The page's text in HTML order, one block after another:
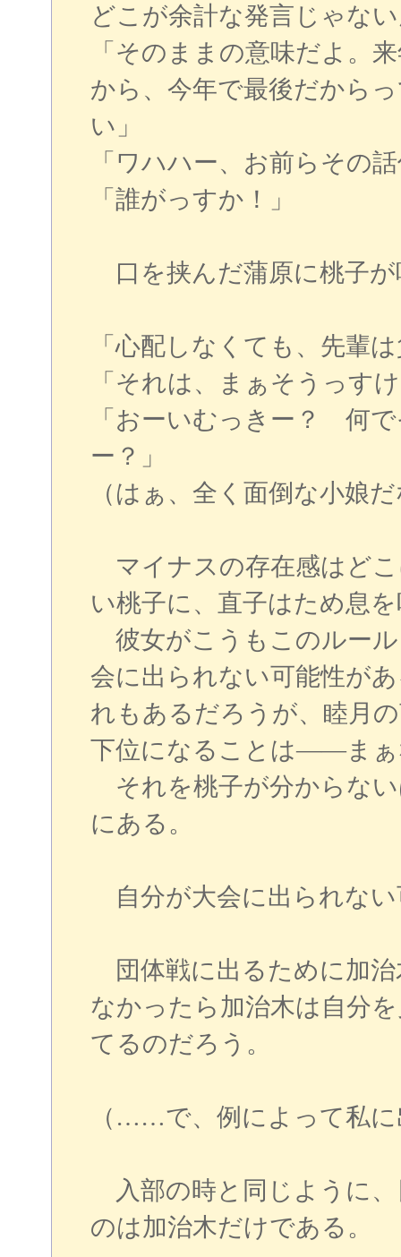
どこが余計な発言じゃな
「そのままの意味だよ。
から、今年で最後だから
い」
「ワハハー、お前らその
「誰がっすか！」
口を挟んだ蒲原に桃子が
「心配しなくても、先輩
「それは、まぁそうっす
「おーいむっきー？ 何
ー？」
（はぁ、全く面倒な小娘
マイナスの存在感はど
い桃子に、直子はため息
彼女がこうもこのルー
会に出られない可能性が
れもあるだろうが、睦月
下位になることは――まぁ
それを桃子が分からな
にある。
自分が大会に出られな
団体戦に出るために加治
なかったら加治木は自分
てるのだろう。
（……で、例によって私
入部の時と同じように
のは加治木だけである。